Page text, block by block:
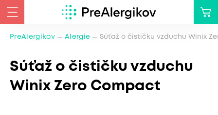
PreAlergikov Alergie Súťaž o čističku vzduchu Winix
Súťaž o čističku vzduchu
Winix Zero Compact